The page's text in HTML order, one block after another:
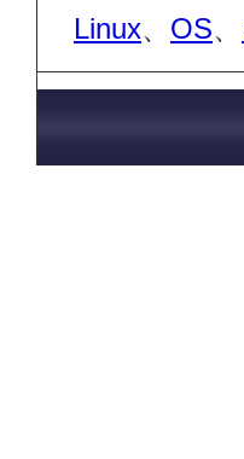
Linux、 OS、